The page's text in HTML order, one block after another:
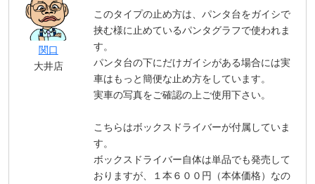
関口
大井店
このタイプの止め方は、パンタ台をガイシで
挟む様に止めているパンタグラフで使われま
す。
パンタ台の下にだけガイシがある場合には実
車はもっと簡便な止め方をしています。
実車の写真をご確認の上ご使用下さい。
こちらはボックスドライバーが付属していま
す。
ボックスドライバー自体は単品でも発売して
おりますが、１本６００円（本体価格）なの